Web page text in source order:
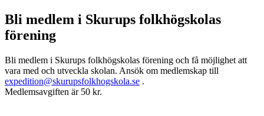
Bli medlem i Skurups folkhögskolas
förening
Bli medlem i Skurups folkhögskolas förening och få möjlighet att
vara med och utveckla skolan. Ansök om medlemskap till
expedition@skurupsfolkhogskola.se .
Medlemsavgiften är 50 kr.